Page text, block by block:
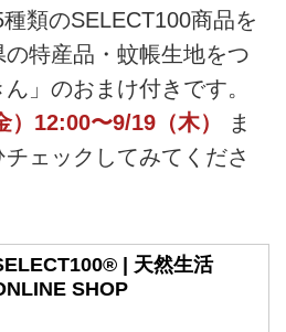
類のSELECT100商品を
特産品・蚊帳生地をつ
」のおまけ付きです。
）12:00〜9/19（木）
ま
ェックしてみてくださ
| 天然生活
SHOP